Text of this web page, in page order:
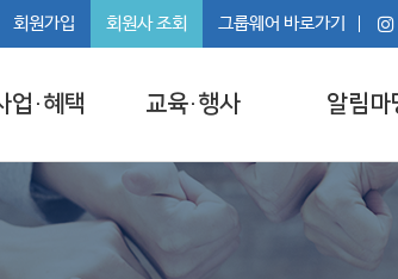
업·혜택 교육·행사 알림마
회원가입 회원사 조회 그룹웨어 바로가기